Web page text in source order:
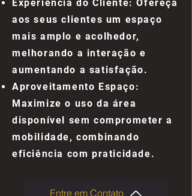
Experiência do Cliente: Ofereça
aos seus clientes um espaço
mais amplo e acolhedor,
melhorando a interação e
aumentando a satisfação.
Aproveitamento Espaço:
Maximize o uso da área
disponível sem comprometer a
mobilidade, combinando
eficiência com praticidade.
Entre em Contato